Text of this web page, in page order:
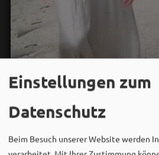
06. August um 18:08 via Facebook
Komm am 08.08. ins
Einstellungen zum
Datenschutz
Beim Besuch unserer Website werden